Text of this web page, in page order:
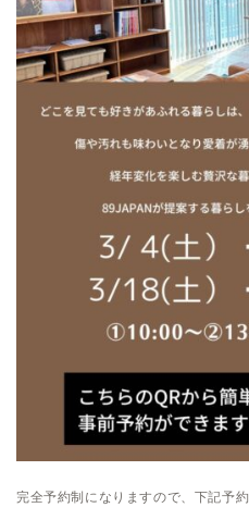
完全予約制になりますので、下記予